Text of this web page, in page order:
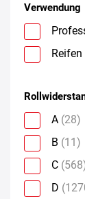
Verwendung
A (28)
B (11)
C
D